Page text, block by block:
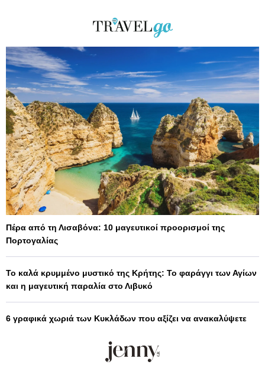
Πέρα από τη Λισαβόνα: 10 μαγευτικοί προορισμοί της
Πορτογαλίας
Το καλά κρυμμένο μυστικό της Κρήτης: Το φαράγγι των Αγίων
και η μαγευτική παραλία στο Λιβυκό
6 γραφικά χωριά των Κυκλάδων που αξίζει να ανακαλύψετε